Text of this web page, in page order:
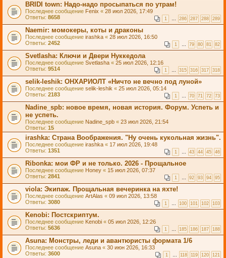
BRIDI tоwn: Надо-надо просыпаться по утрам!
Последнее сообщение Fenix « 28 июл 2026, 17:49
Ответы: 8658 1 … 286 287 288 289
Naemir: момокеры, коты и драконы
Последнее сообщение irashka « 28 июл 2026, 16:50
Ответы: 2452 1 … 79 80 81 82
Svetlasha: Ключи и Двери Нуккедола
Последнее сообщение Svetlasha « 25 июл 2026, 12:16
Ответы: 9514 1 … 315 316 317 318
selik-leshik: ОНХАРИОЛТ «Ничто не вечно под луной»
Последнее сообщение selik-leshik « 25 июл 2026, 05:14
Ответы: 2183 1 … 70 71 72 73
Nadine_spb: новое время, новая история. Форум. Успеть и
не успеть.
Последнее сообщение Nadine_spb « 23 июл 2026, 21:54
Ответы: 15
irashka: Страна Воображения. "Ну очень кукольная жизнь".
Последнее сообщение irashka « 17 июл 2026, 19:48
Ответы: 1351 1 … 43 44 45 46
Ribonkа: мои ФР и не только. 2026 - Прощальное
Последнее сообщение Honey « 15 июл 2026, 07:37
Ответы: 2841 1 … 92 93 94 95
viola: Экипаж. Прощальная вечеринка на яхте!
Последнее сообщение ArtAlas « 09 июл 2026, 13:58
Ответы: 3080 1 … 100 101 102 103
Kenobi: Постскриптум.
Последнее сообщение Kenobi « 05 июл 2026, 12:26
Ответы: 5636 1 … 185 186 187 188
Asuna: Монстры, леди и авантюристы формата 1/6
Последнее сообщение Asuna « 30 июн 2026, 16:33
Ответы: 3600 1 … 118 119 120 121